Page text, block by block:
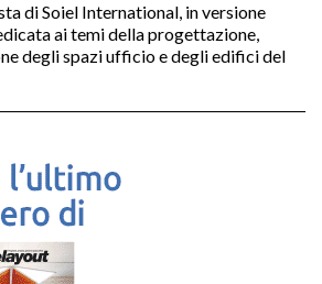
di Soiel International, in versione
ai temi della progettazione,
degli spazi ufficio e degli edifici del